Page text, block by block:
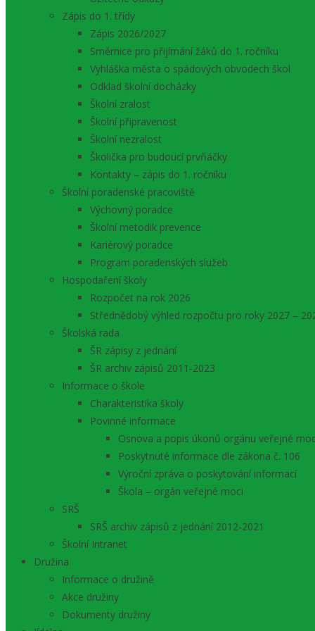
Zápis do 1. třídy
Zápis 2026/2027
Směrnice pro přijímání žáků do 1. ročníku
Vyhláška města o spádových obvodech škol
Odklad školní docházky
Školní zralost
Školní připravenost
Školní nezralost
Školička pro budoucí prvňáčky
Kontakty – zápis do 1. ročníku
Školní poradenské pracoviště
Výchovný poradce
Školní metodik prevence
Kariérový poradce
Program poradenských služeb
Hospodaření školy
Rozpočet na rok 2026
Střednědobý výhled rozpočtu pro roky 2027 –
Školská rada
ŠR zápisy z jednání
ŠR archiv zápisů 2011-2023
Informace o škole
Charakteristika školy
Povinné informace
Osnova a popis úkonů orgánu veřejné
Poskytnuté informace dle zákona č. 106
Výroční zpráva o poskytování informací
Škola – orgán veřejné moci
SRŠ
SRŠ archiv zápisů z jednání 2012-2021
Školní Intranet
Družina
Informace o družině
Akce družiny
Dokumenty družiny